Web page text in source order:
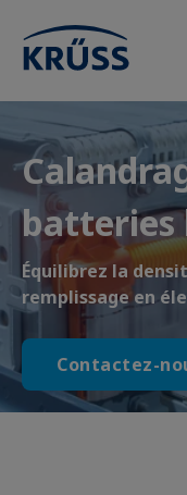
Équilibrez la
remplissage en
Contactez-